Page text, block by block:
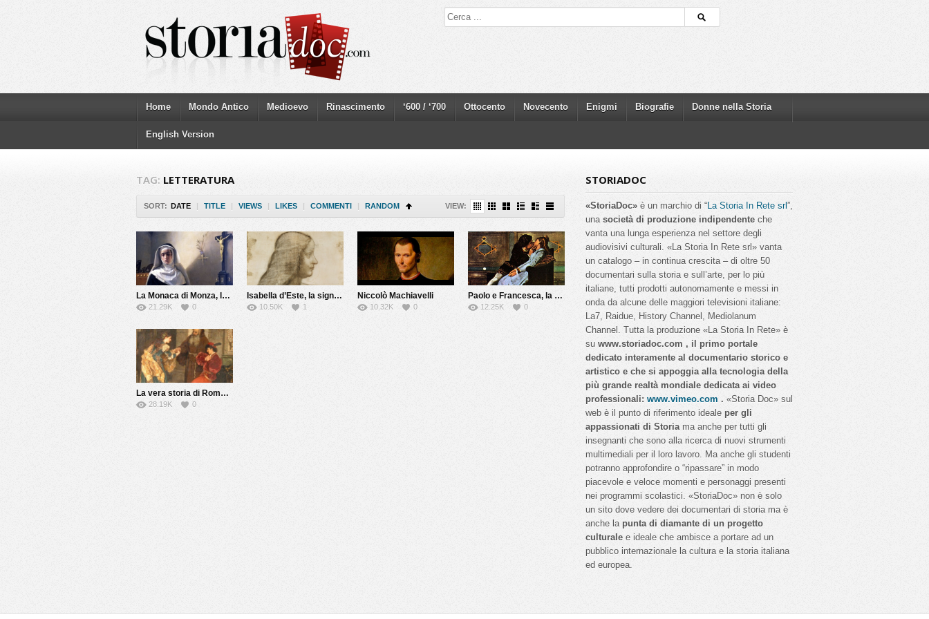
Home Mondo Antico Medioevo Rinascimento ‘600 / ‘700 Ottocento Novecento Enigmi Biografie Donne nella Storia
English Version
TAG: LETTERATURA
SORT: DATE | TITLE | VIEWS | LIKES | COMMENTI | RANDOM VIEW:
La Monaca di Monza, la vera storia
21.29K 0
Isabella d’Este, la signora del Rinascimento
10.50K 1
Niccolò Machiavelli
10.32K 0
Paolo e Francesca, la vera storia
12.25K 0
La vera storia di Romeo e Giulietta
28.19K 0
STORIADOC
«StoriaDoc» è un marchio di “La Storia In Rete srl”,
una società di produzione indipendente che
vanta una lunga esperienza nel settore degli
audiovisivi culturali. «La Storia In Rete srl» vanta
un catalogo – in continua crescita – di oltre 50
documentari sulla storia e sull’arte, per lo più
italiane, tutti prodotti autonomamente e messi in
onda da alcune delle maggiori televisioni italiane:
La7, Raidue, History Channel, Mediolanum
Channel. Tutta la produzione «La Storia In Rete» è
su www.storiadoc.com , il primo portale
dedicato interamente al documentario storico e
artistico e che si appoggia alla tecnologia della
più grande realtà mondiale dedicata ai video
professionali: www.vimeo.com . «Storia Doc» sul
web è il punto di riferimento ideale per gli
appassionati di Storiama anche per tutti gli
insegnanti che sono alla ricerca di nuovi strumenti
multimediali per il loro lavoro. Ma anche gli studenti
potranno approfondire o “ripassare” in modo
piacevole e veloce momenti e personaggi presenti
nei programmi scolastici. «StoriaDoc» non è solo
un sito dove vedere dei documentari di storia ma è
anche la punta di diamante di un progetto
culturale e ideale che ambisce a portare ad un
pubblico internazionale la cultura e la storia italiana
ed europea.